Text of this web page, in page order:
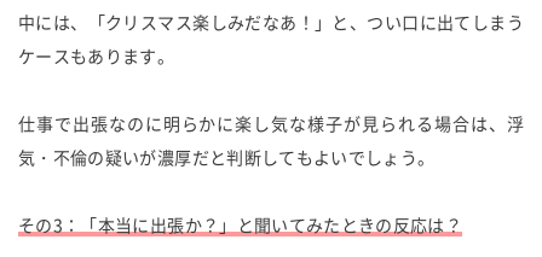
中には、「クリスマス楽しみだなあ！」と、つい口に出てしまう
ケースもあります。
仕事で出張なのに明らかに楽し気な様子が見られる場合は、浮
気・不倫の疑いが濃厚だと判断してもよいでしょう。
その3：「本当に出張か？」と聞いてみたときの反応は？